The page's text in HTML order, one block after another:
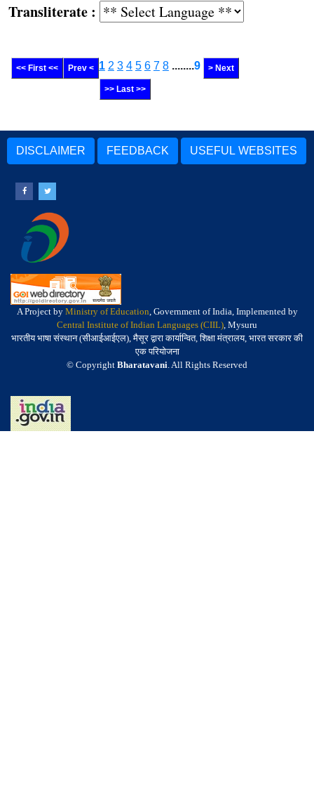
:
<< First << Prev < 1 2 3 4 5 6 7 8 ........9 > Next
>> Last >>
DISCLAIMER FEEDBACK USEFUL WEBSITES
A Project by Ministry of Education, Government of India, Implemented by
Central Institute of Indian Languages (CIIL), Mysuru
भारतीय भाषा संस्थान (सीआईआईएल), मैसूर द्वारा कार्यान्वित, शिक्षा मंत्रालय, भारत सरकार की
एक परियोजना
© Copyright Bharatavani. All Rights Reserved